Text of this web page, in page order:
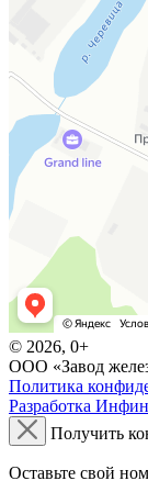
© 2026, 0+
ООО «Завод
Политика
Разработка
Получить
Оставьте свой